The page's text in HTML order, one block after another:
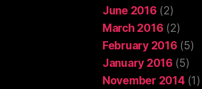
June 2016 (2)
March 2016 (2)
February 2016 (5)
January 2016 (5)
November 2014 (1)